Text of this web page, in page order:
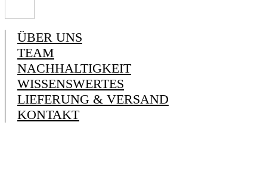
ÜBER UNS
TEAM
NACHHALTIGKEIT
WISSENSWERTES
LIEFERUNG & VERSAND
KONTAKT